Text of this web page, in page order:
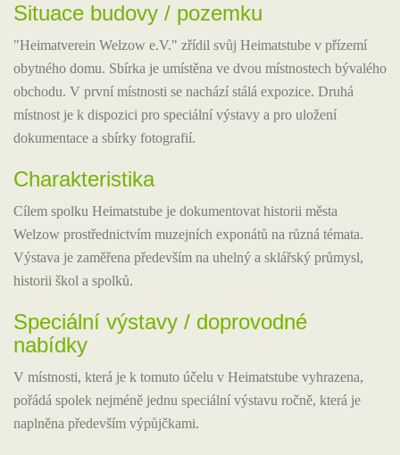
Situace budovy / pozemku
"Heimatverein Welzow e.V." zřídil svůj Heimatstube v přízemí
obytného domu. Sbírka je umístěna ve dvou místnostech bývalého
obchodu. V první místnosti se nachází stálá expozice. Druhá
místnost je k dispozici pro speciální výstavy a pro uložení
dokumentace a sbírky fotografií.
Charakteristika
Cílem spolku Heimatstube je dokumentovat historii města
Welzow prostřednictvím muzejních exponátů na různá témata.
Výstava je zaměřena především na uhelný a sklářský průmysl,
historii škol a spolků.
Speciální výstavy / doprovodné
nabídky
V místnosti, která je k tomuto účelu v Heimatstube vyhrazena,
pořádá spolek nejméně jednu speciální výstavu ročně, která je
naplněna především výpůjčkami.